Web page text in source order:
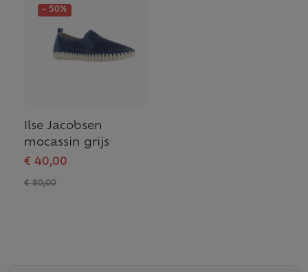
- 50%
Ilse Jacobsen
mocassin grijs
€ 40,00
€ 80,00